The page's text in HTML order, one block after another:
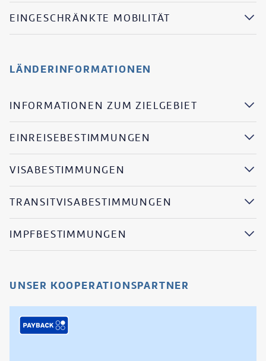
EINGESCHRÄNKTE MOBILITÄT
LÄNDERINFORMATIONEN
INFORMATIONEN ZUM ZIELGEBIET
EINREISEBESTIMMUNGEN
VISABESTIMMUNGEN
TRANSITVISABESTIMMUNGEN
IMPFBESTIMMUNGEN
UNSER KOOPERATIONSPARTNER